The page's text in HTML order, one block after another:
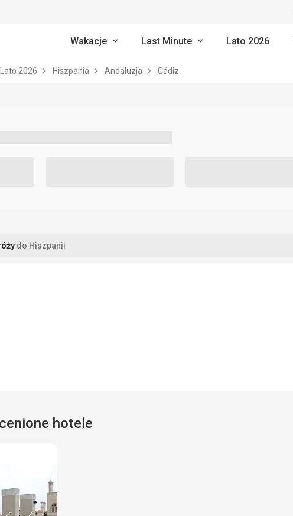
Wakacje Last Minute Lato 2026
Lato 2026 Hiszpania Andaluzja Cádiz
do Hiszpanii
hotele